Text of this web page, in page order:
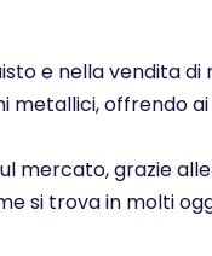
e nella vendita
offrendo
mercato, grazie
si trova in molti